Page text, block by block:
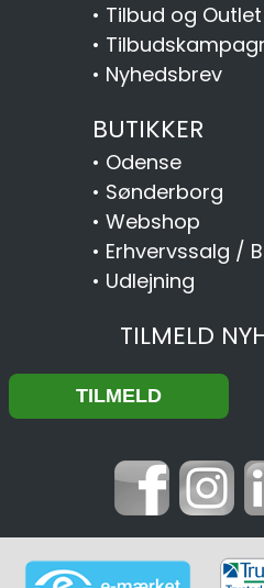
• Tilbud og Outlet
•
• Nyhedsbrev
BUTIKKER
• Odense
• Sønderborg
• Webshop
• Erhvervssalg /
• Udlejning
TILMELD